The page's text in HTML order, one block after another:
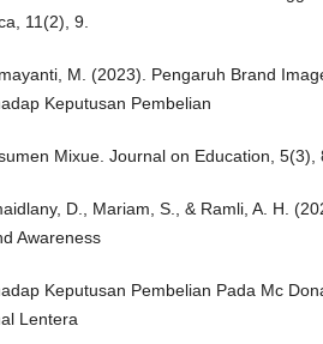
11(2), 9.
M. (2023). Pengaruh Brand
Keputusan Pembelian
Mixue. Journal on Education, 5(3),
D., Mariam, S., & Ramli, A. H.
Awareness
Keputusan Pembelian Pada Mc
Lentera